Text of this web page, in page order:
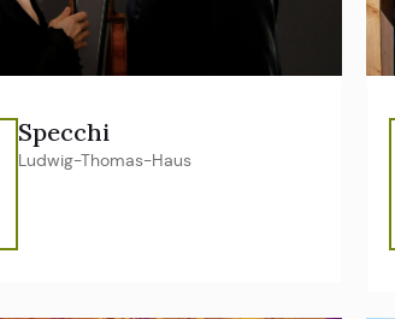
Specchi
Ludwig-Thomas-Haus